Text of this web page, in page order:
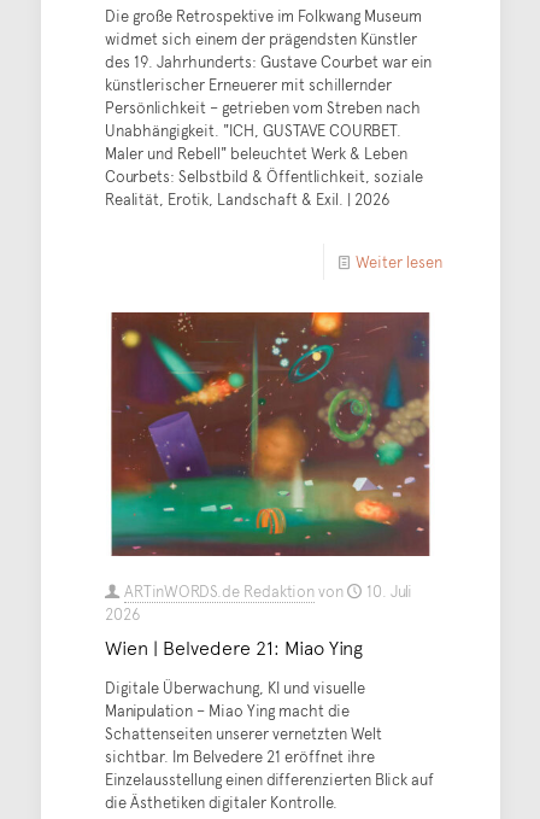
Die große Retrospektive im Folkwang Museum
widmet sich einem der prägendsten Künstler
des 19. Jahrhunderts: Gustave Courbet war ein
künstlerischer Erneuerer mit schillernder
Persönlichkeit – getrieben vom Streben nach
Unabhängigkeit. "ICH, GUSTAVE COURBET.
Maler und Rebell" beleuchtet Werk & Leben
Courbets: Selbstbild & Öffentlichkeit, soziale
Realität, Erotik, Landschaft & Exil. | 2026
Weiter lesen
ARTinWORDS.de Redaktionvon
10. Juli
2026
Wien | Belvedere 21: Miao Ying
Digitale Überwachung, KI und visuelle
Manipulation – Miao Ying macht die
Schattenseiten unserer vernetzten Welt
sichtbar. Im Belvedere 21 eröffnet ihre
Einzelausstellung einen differenzierten Blick auf
die Ästhetiken digitaler Kontrolle.